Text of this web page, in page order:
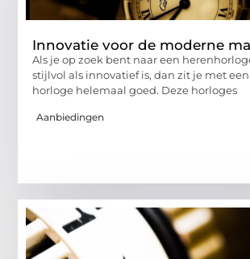
Innovatie voor de moderne
Als je op zoek bent naar een
stijlvol als innovatief is, dan zit je met
horloge helemaal goed. Deze horloges
Aanbiedingen